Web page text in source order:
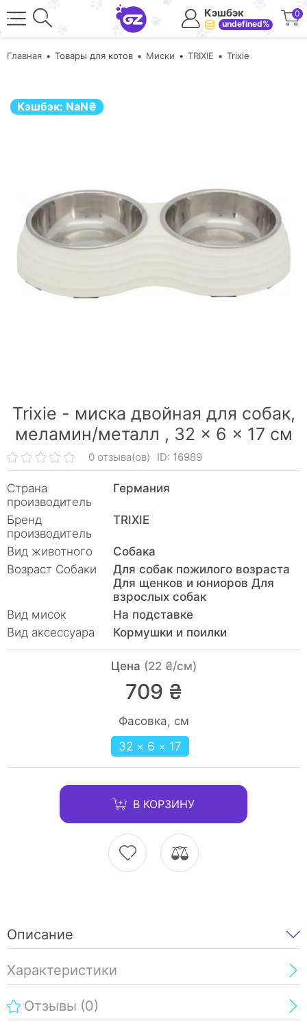
Кэшбэк
undefined%
0
Главная Товары для котов Миски TRIXIE Trixie
Кэшбэк: NaN₴
Trixie - миска двойная для собак,
меламин/металл , 32 × 6 × 17 см
0 отзыва(ов) ID: 16989
Страна
производитель
Германия
Бренд
производитель
TRIXIE
Вид животного
Собака
Возраст Собаки
Для собак пожилого возраста
Для щенков и юниоров Для
взрослых собак
Вид мисок
На подставке
Вид аксессуара
Кормушки и поилки
Цена (22 ₴/см)
709 ₴
Фасовка, см
32 × 6 × 17
В КОРЗИНУ
Описание
Характеристики
Отзывы (0)